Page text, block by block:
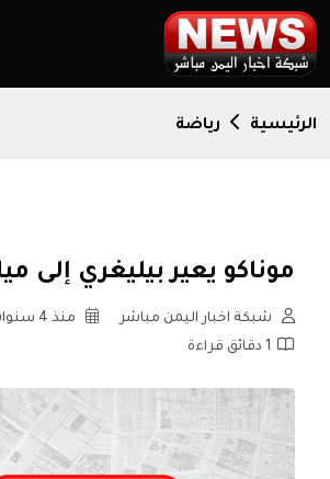
الرئيسية رياضة
موناكو يعير بيليغري إلى
شبكة اخبار اليمن مباشر
منذ 4 سنوات
1 دقائق قراءة